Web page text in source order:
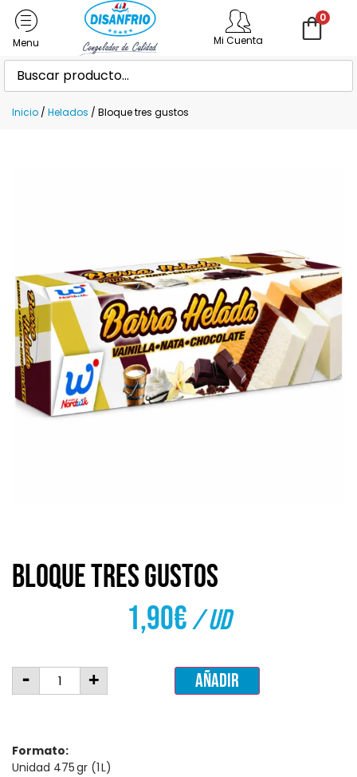
Mi Cuenta
0
Inicio / Helados / Bloque tres gustos
Bloque tres gustos
1,90€/ ud
- + Añadir
Formato:
Unidad 475 gr (1 L)